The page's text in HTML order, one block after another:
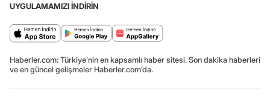
UYGULAMAMIZI İNDİRİN
Haberler.com: Türkiye’nin en kapsamlı haber sitesi. Son dakika haberleri
ve en güncel gelişmeler Haberler.com’da.